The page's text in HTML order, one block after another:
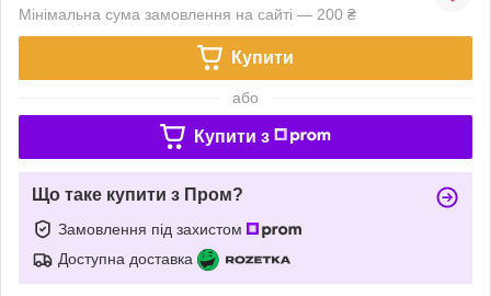
Мінімальна сума замовлення на сайті — 200 ₴
Купити
або
Купити з
Що таке купити з Пром?
Замовлення під захистом
Доступна доставка